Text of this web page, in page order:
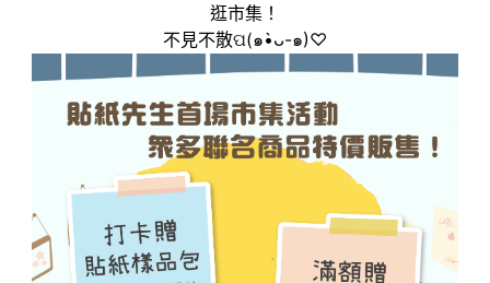
逛市集！
不見不散ପ(๑•̀ᴗ-๑)♡